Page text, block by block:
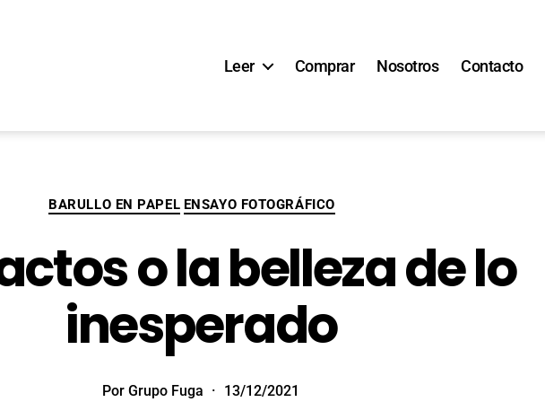
Leer Comprar Nosotros Contacto
BARULLO EN PAPEL ENSAYO FOTOGRÁFICO
o la belleza de lo
inesperado
Por Grupo Fuga 13/12/2021